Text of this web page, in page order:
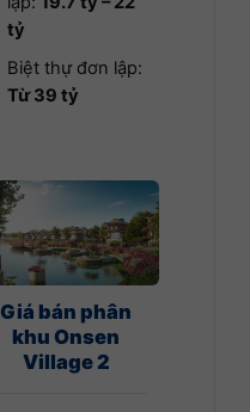
tỷ
Biệt thự đơn lập:
Từ 39 tỷ
Giá bán phân
khu Onsen
Village 2